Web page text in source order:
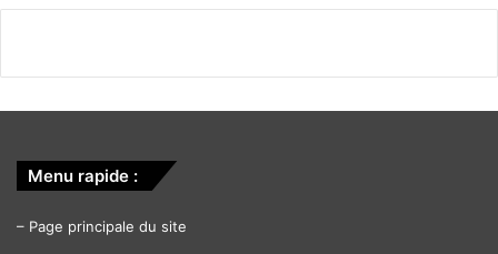
Menu rapide :
– Page principale du site